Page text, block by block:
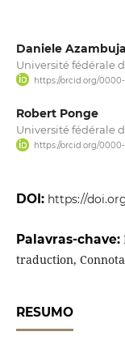
Daniele
Université fédérale
https://orcid.org/
Robert Ponge
Université fédérale
https://orcid.org/
DOI: https://
Palavras-chave:
traduction,
RESUMO